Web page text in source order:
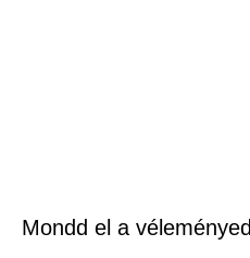
Mondd el a véleményed